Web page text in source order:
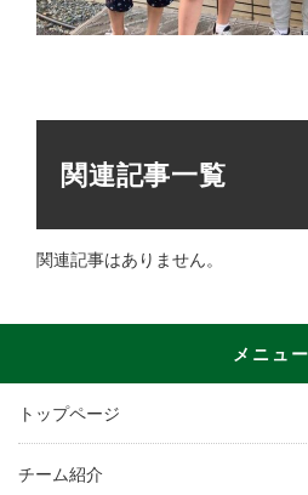
関連記事一覧
関連記事はありません。
メニュー
トップページ
チーム紹介